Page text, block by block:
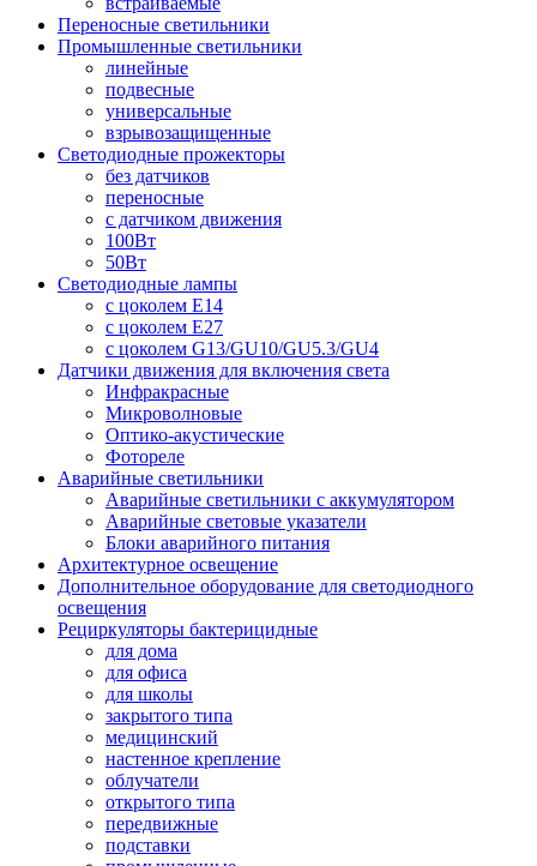
Переносные светильники
Промышленные светильники
линейные
подвесные
универсальные
взрывозащищенные
Светодиодные прожекторы
без датчиков
переносные
с датчиком движения
100Вт
50Вт
Светодиодные лампы
с цоколем E14
с цоколем E27
с цоколем G13/GU10/GU5.3/GU4
Датчики движения для включения света
Инфракрасные
Микроволновые
Оптико-акустические
Фотореле
Аварийные светильники
Аварийные светильники с аккумулятором
Аварийные световые указатели
Блоки аварийного питания
Архитектурное освещение
Дополнительное оборудование для светодиодного
освещения
Рециркуляторы бактерицидные
для дома
для офиса
для школы
закрытого типа
медицинский
настенное крепление
облучатели
открытого типа
передвижные
подставки